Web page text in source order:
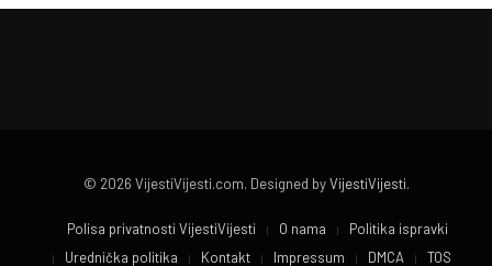
© 2026 VijestiVijesti.com. Designed byVijestiVijesti.
Polisa privatnosti VijestiVijesti O nama
Politika ispravki
Urednička politika
Kontakt Impressum DMCA TOS